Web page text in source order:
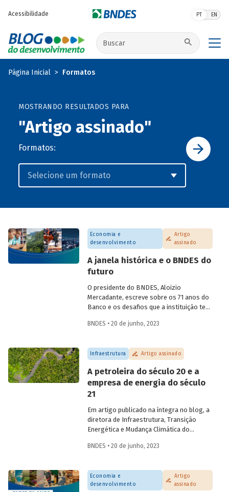
Acessibilidade PT EN
Buscar no site
Página Inicial Formatos
MOSTRANDO RESULTADOS PARA
"Artigo assinado"
Formatos:
Economia e
desenvolvimento
Artigo
assinado
A janela histórica e o BNDES do
futuro
O presidente do BNDES, Aloizio
Mercadante, escreve sobre os 71 anos do
Banco e os desafios que a instituição tem
veiculado no jornal O Globo e publicado
BNDES • 20 de junho, 2023
Infraestrutura Artigo assinado
A petroleira do século 20 e a
empresa de energia do século
21
Em artigo publicado na íntegra no blog, a
diretora de Infraestrutura, Transição
Energética e Mudança Climática do
sentido o Brasil em 2023 pesquisar a
da chamada "margem equatorial",
abordando questões técnicas a serem
detalhadas e o que isso representa no
BNDES • 20 de junho, 2023
Economia e
desenvolvimento
Artigo
assinado